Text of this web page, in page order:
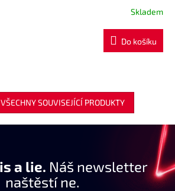
Skladem
Do košíku
SOUVISEJÍCÍ PRODUKTY
a lie. Náš newsletter
naštěstí ne.